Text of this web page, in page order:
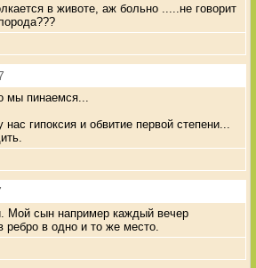
в животе, аж больно .....не говорит
мы пинаемся...
гипоксия и обвитие первой степени...
Мой сын например каждый вечер
ребро в одно и то же место.